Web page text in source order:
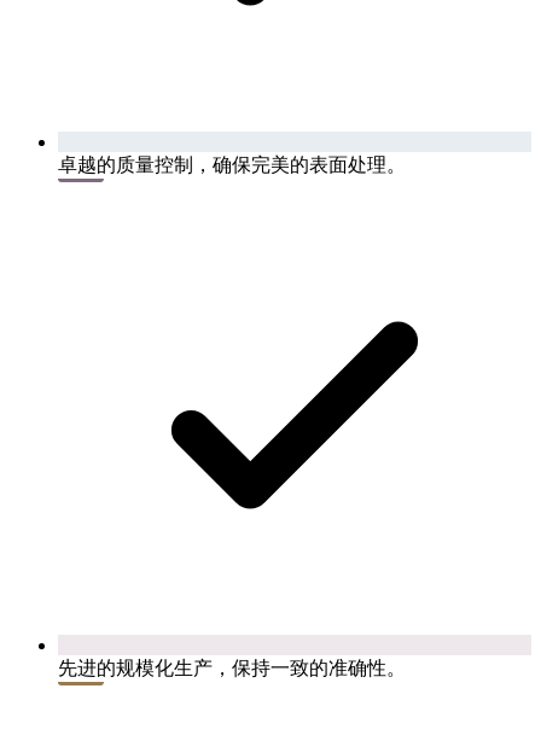
卓越的质量控制，确保完美的表面处理。
先进的规模化生产，保持一致的准确性。